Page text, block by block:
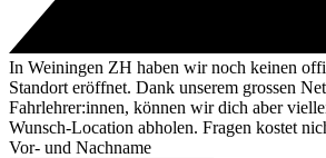
In Weiningen ZH haben wir noch keinen
Standort eröffnet. Dank unserem grossen
Fahrlehrer:innen, können wir dich aber
Wunsch-Location abholen. Fragen kostet
Vor- und Nachname